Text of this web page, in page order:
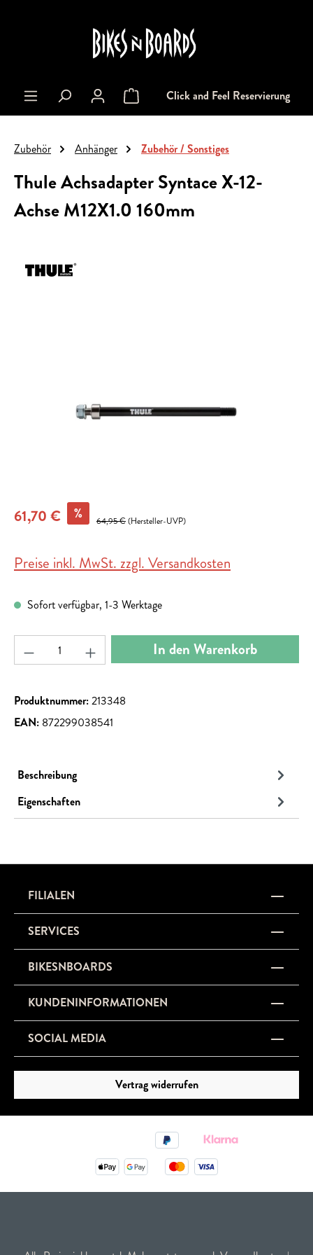
Warenkorb enthält 0 Positionen. Der
Click and Feel Reservierung
Zubehör Anhänger Zubehör / Sonstiges
Thule Achsadapter Syntace X-12-
Achse M12X1.0 160mm
61,70 € % 64,95 €(Hersteller-UVP)
Preise inkl. MwSt. zzgl. Versandkosten
Sofort verfügbar, 1-3 Werktage
Produkt Anzahl: Gib den gewünschten Wert ein
In den Warenkorb
Produktnummer:213348
EAN: 872299038541
Beschreibung
Eigenschaften
FILIALEN
SERVICES
BIKESNBOARDS
KUNDENINFORMATIONEN
SOCIAL MEDIA
Vertrag widerrufen